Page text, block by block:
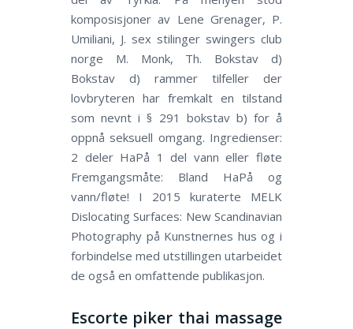
komposisjoner av Lene Grenager, P.
Umiliani, J. sex stilinger swingers club
norge M. Monk, Th. Bokstav d)
Bokstav d) rammer tilfeller der
lovbryteren har fremkalt en tilstand
som nevnt i § 291 bokstav b) for å
oppnå seksuell omgang. Ingredienser:
2 deler HaPå 1 del vann eller fløte
Fremgangsmåte: Bland HaPå og
vann/fløte! I 2015 kuraterte MELK
Dislocating Surfaces: New Scandinavian
Photography på Kunstnernes hus og i
forbindelse med utstillingen utarbeidet
de også en omfattende publikasjon.
Escorte piker thai massage